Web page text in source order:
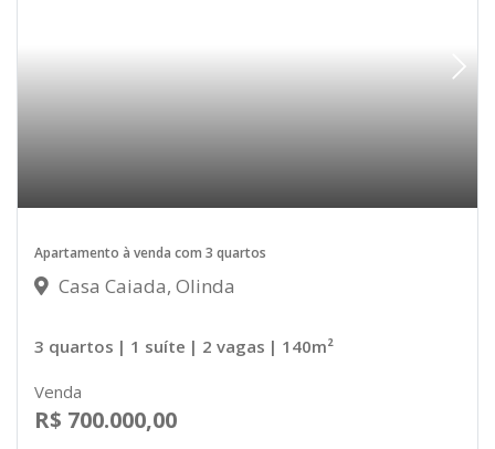
Apartamento à venda com 3 quartos
Casa Caiada, Olinda
3 quartos | 1 suíte | 2 vagas | 140m²
Venda
R$ 700.000,00